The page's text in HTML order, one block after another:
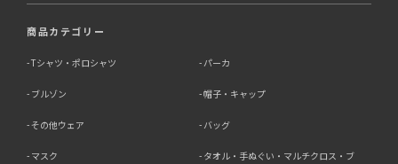
商品カテゴリー
Tシャツ・ポロシャツ パーカ
ブルゾン 帽子・キャップ
その他ウェア バッグ
マスク
タオル・手ぬぐい・マルチクロス・ブ